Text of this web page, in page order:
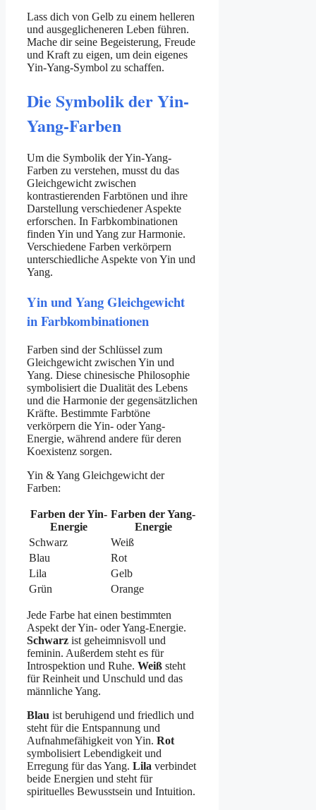
Lass dich von Gelb zu einem helleren
und ausgeglicheneren Leben führen.
Mache dir seine Begeisterung, Freude
und Kraft zu eigen, um dein eigenes
Yin-Yang-Symbol zu schaffen.
Die Symbolik der Yin-
Yang-Farben
Um die Symbolik der Yin-Yang-
Farben zu verstehen, musst du das
Gleichgewicht zwischen
kontrastierenden Farbtönen und ihre
Darstellung verschiedener Aspekte
erforschen. In Farbkombinationen
finden Yin und Yang zur Harmonie.
Verschiedene Farben verkörpern
unterschiedliche Aspekte von Yin und
Yang.
Yin und Yang Gleichgewicht
in Farbkombinationen
Farben sind der Schlüssel zum
Gleichgewicht zwischen Yin und
Yang. Diese chinesische Philosophie
symbolisiert die Dualität des Lebens
und die Harmonie der gegensätzlichen
Kräfte. Bestimmte Farbtöne
verkörpern die Yin- oder Yang-
Energie, während andere für deren
Koexistenz sorgen.
Yin & Yang Gleichgewicht der
Farben:
Farben der Yin-
Energie
Farben der Yang-
Energie
Schwarz
Weiß
Blau
Rot
Lila
Gelb
Grün
Orange
Jede Farbe hat einen bestimmten
Aspekt der Yin- oder Yang-Energie.
Schwarz ist geheimnisvoll und
feminin. Außerdem steht es für
Introspektion und Ruhe. Weiß steht
für Reinheit und Unschuld und das
männliche Yang.
Blau ist beruhigend und friedlich und
steht für die Entspannung und
Aufnahmefähigkeit von Yin. Rot
symbolisiert Lebendigkeit und
Erregung für das Yang. Lila verbindet
beide Energien und steht für
spirituelles Bewusstsein und Intuition.